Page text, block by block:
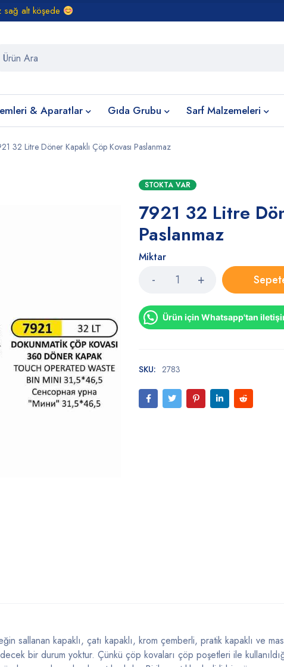
sağ alt köşede
& Aparatlar Gıda Grubu Sarf Malzemeleri
32 Litre Döner Kapaklı Çöp Kovası Paslanmaz
STOKTA VAR
7921 32 Litre
Paslanmaz
Miktar
Ürün için Whatsapp'tan
SKU: 2783
sallanan kapaklı, çatı kapaklı, krom çemberli, pratik kapaklı ve
bir durum yoktur. Çünkü çöp kovaları çöp poşetleri ile